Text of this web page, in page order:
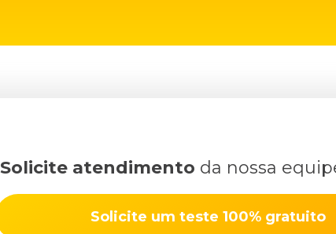
Solicite atendimento da nossa
Solicite um teste 100% gratuito